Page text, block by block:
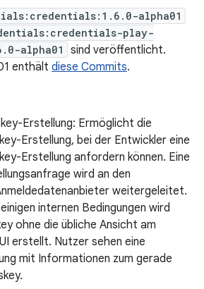
alpha01
play-
alpha01
sind veröffentlicht.
enthält diese Commits.
Erstellung: Ermöglicht die
Erstellung, bei der Entwickler eine
Erstellung anfordern können. Eine
wird an den
weitergeleitet.
internen Bedingungen wird
ohne die übliche Ansicht am
erstellt. Nutzer sehen eine
mit Informationen zum gerade